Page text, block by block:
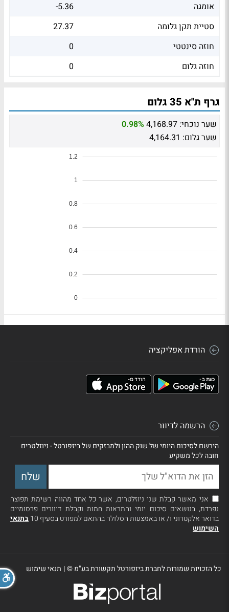
אומגה
-5.36
סטיית תקן גלומה
27.37
חוזה סינטטי
0
חוזה גלום
0
גרף ת"א 35 גלום
שער נוכחי: 4,168.97
0.98%
שער גלום: 4,164.31
הורדת אפליקציה
הרשמה לדיוור
הירשם לסיכום היומי של שוק ההון ולמבזקים של ביזפורטל - ניוזלטרים
חובה לכל משקיע
אני מאשר קבלת שני ניוזלטרים, אשר כל אחד מהווה רשימת תפוצה
נפרדת, בנושאים סיכום יומי והתראות חמות וקבלת דיוורים פרסומיים
בדואר אלקטרוני ו/ או באמצעות הסלולר בהתאם למפורט בסעיף 10
בתנאי
השימוש
כל הזכויות שמורות לחברת ביזפורטל תקשורת בע"מ ©| תנאי שימוש